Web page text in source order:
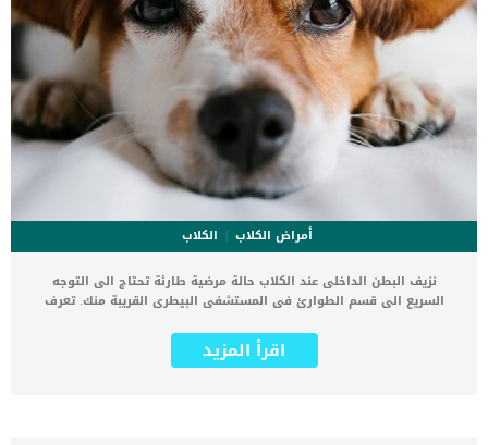
أمراض الكلاب
الكلاب
نزيف البطن الداخلى عند الكلاب حالة مرضية طارئة تحتاج الى التوجه
السريع الى قسم الطوارئ فى المستشفى البيطرى القريبة منك. تعرف
الداخلي هو بالضبط ما يبدو عليه فقدان الدم الذي يحدث داخل جسم
الكلب. النزيف بشكل عام حالة خطيرة, اما الداخلى فهو طارئ ومرعب
اقرأ المزيد